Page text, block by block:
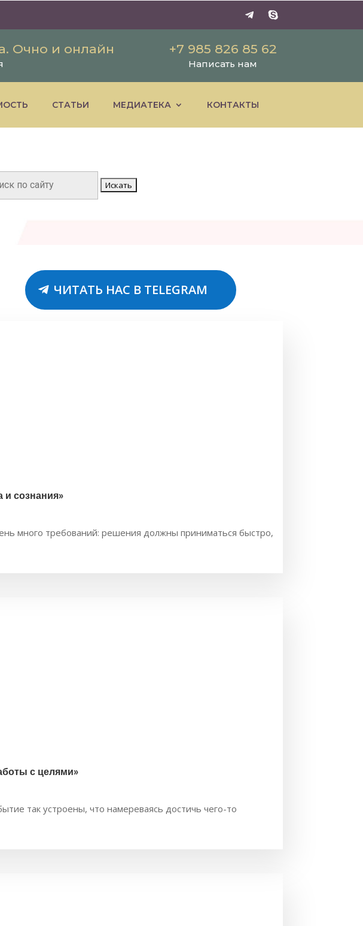
Очно и онлайн +7 985 826 85 62
Написать нам
СТАТЬИ МЕДИАТЕКА КОНТАКТЫ
ЧИТАТЬ НАС В TELEGRAM
и сознания»
много требований: решения должны приниматься быстро,
с целями»
так устроены, что намереваясь достичь чего-то